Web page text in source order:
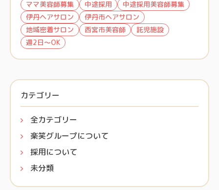
ママ美容師募集
中途採用
中途採用美容師募集
伊丹ヘアサロン
伊丹市ヘアサロン
地域密着サロン
西宮市美容師
託児施設
週2日～OK
カテゴリー
全カテゴリー
楽笑グループについて
採用について
未分類